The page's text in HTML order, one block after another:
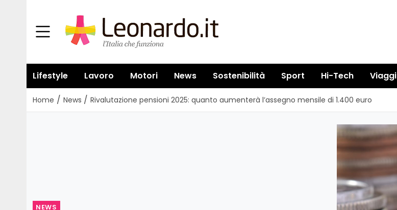
Lifestyle Lavoro Motori News Sostenibilità Sport Hi-Tech Viaggi
Home / News / Rivalutazione pensioni 2025: quanto aumenterà l’assegno mensile di 1.400 euro
NEWS